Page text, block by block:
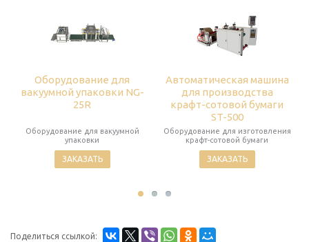
Оборудование для
вакуумной упаковки NG-
25R
Оборудование для вакуумной
упаковки
ЗАКАЗАТЬ
Автоматическая машина
для производства
крафт-сотовой бумаги
ST-500
Оборудование для изготовления
крафт-сотовой бумаги
ЗАКАЗАТЬ
Поделиться ссылкой: